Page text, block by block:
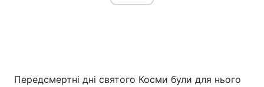
Передсмертні дні святого Косми були для нього